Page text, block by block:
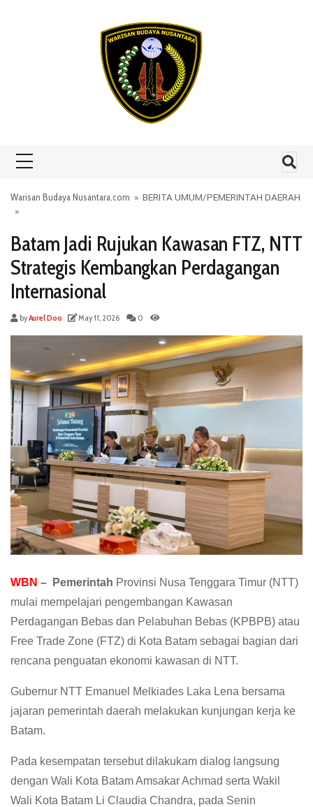
Warisan Budaya Nusantara.com » BERITA UMUM/PEMERINTAH DAERAH
»
Batam Jadi Rujukan Kawasan FTZ, NTT
Strategis Kembangkan Perdagangan
Internasional
byAurel Doo May 11, 2026 0
WBN – Pemerintah Provinsi Nusa Tenggara Timur (NTT)
mulai mempelajari pengembangan Kawasan
Perdagangan Bebas dan Pelabuhan Bebas (KPBPB) atau
Free Trade Zone (FTZ) di Kota Batam sebagai bagian dari
rencana penguatan ekonomi kawasan di NTT.
Gubernur NTT Emanuel Melkiades Laka Lena bersama
jajaran pemerintah daerah melakukan kunjungan kerja ke
Batam.
Pada kesempatan tersebut dilakukam dialog langsung
dengan Wali Kota Batam Amsakar Achmad serta Wakil
Wali Kota Batam Li Claudia Chandra, pada Senin